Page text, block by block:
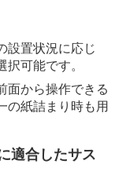
設置状況に応じ
可能です。
面から操作できる
の紙詰まり時も用
適合したサス